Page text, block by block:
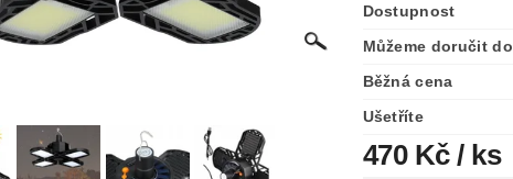
Dostupnost
Můžeme doručit do
Běžná cena
Ušetříte
470 Kč/ ks